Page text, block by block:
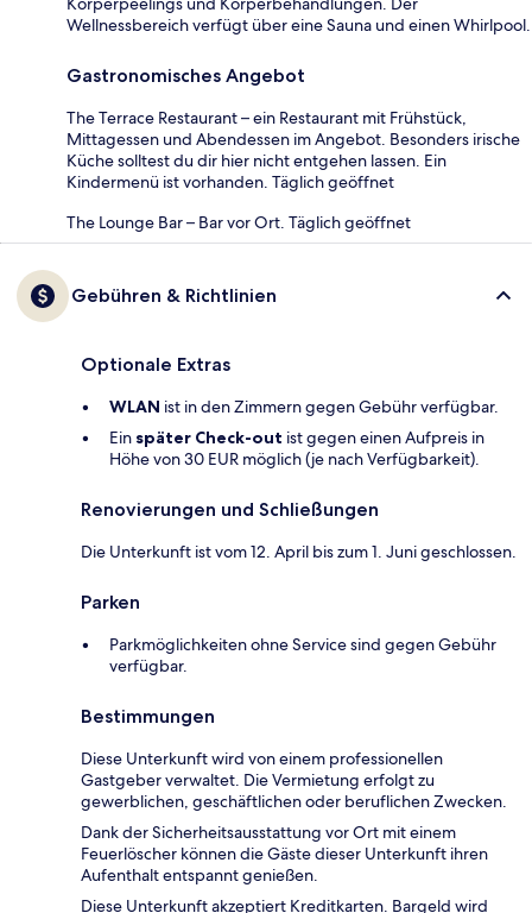
Wellnessbereich verfügt über eine Sauna und einen Whirlpool.
Gastronomisches Angebot
The Terrace Restaurant – ein Restaurant mit Frühstück,
Mittagessen und Abendessen im Angebot. Besonders irische
Küche solltest du dir hier nicht entgehen lassen. Ein
Kindermenü ist vorhanden. Täglich geöffnet
The Lounge Bar – Bar vor Ort. Täglich geöffnet
Gebühren & Richtlinien
Optionale Extras
WLAN ist in den Zimmern gegen Gebühr verfügbar.
Ein später Check-out ist gegen einen Aufpreis in
Höhe von 30 EUR möglich (je nach Verfügbarkeit).
Renovierungen und Schließungen
Die Unterkunft ist vom 12. April bis zum 1. Juni geschlossen.
Parken
Parkmöglichkeiten ohne Service sind gegen Gebühr
verfügbar.
Bestimmungen
Diese Unterkunft wird von einem professionellen
Gastgeber verwaltet. Die Vermietung erfolgt zu
gewerblichen, geschäftlichen oder beruflichen Zwecken.
Dank der Sicherheitsausstattung vor Ort mit einem
Feuerlöscher können die Gäste dieser Unterkunft ihren
Aufenthalt entspannt genießen.
Diese Unterkunft akzeptiert Kreditkarten. Bargeld wird